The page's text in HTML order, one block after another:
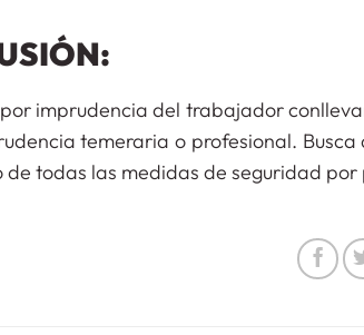
imprudencia del trabajador
temeraria o profesional.
de todas las medidas de seguridad